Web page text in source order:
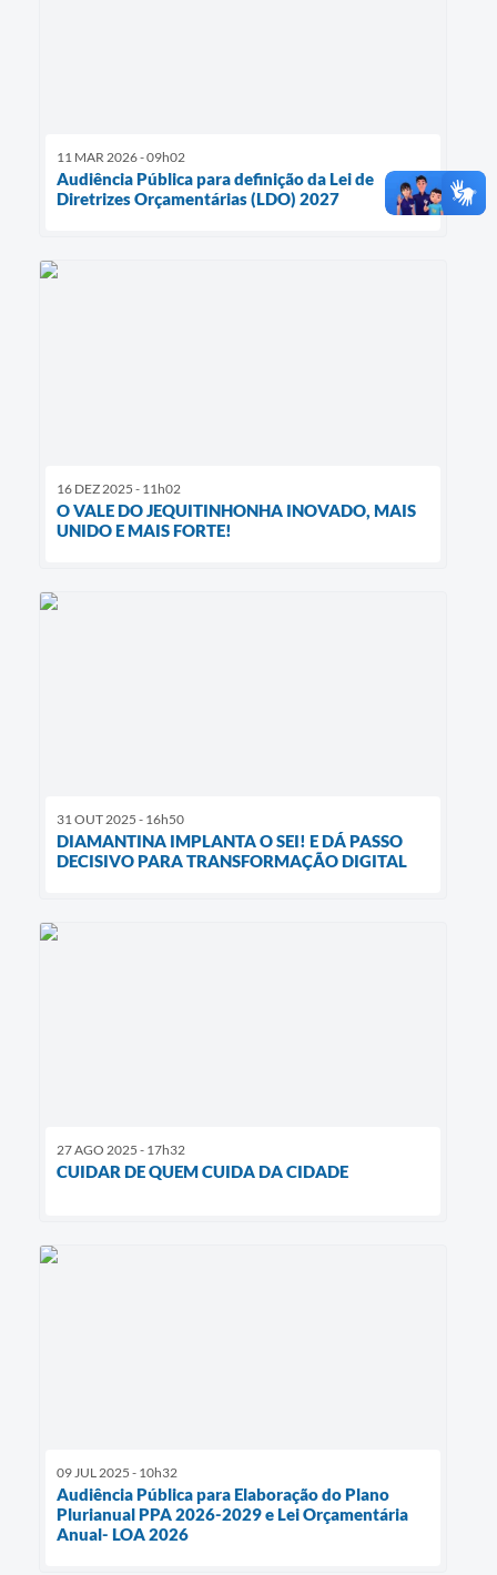
11 MAR 2026 - 09h02
Audiência Pública para definição da Lei de
Diretrizes Orçamentárias (LDO) 2027
16 DEZ 2025 - 11h02
O VALE DO JEQUITINHONHA INOVADO, MAIS
UNIDO E MAIS FORTE!
31 OUT 2025 - 16h50
DIAMANTINA IMPLANTA O SEI! E DÁ PASSO
DECISIVO PARA TRANSFORMAÇÃO DIGITAL
27 AGO 2025 - 17h32
CUIDAR DE QUEM CUIDA DA CIDADE
09 JUL 2025 - 10h32
Audiência Pública para Elaboração do Plano
Plurianual PPA 2026-2029 e Lei Orçamentária
Anual- LOA 2026